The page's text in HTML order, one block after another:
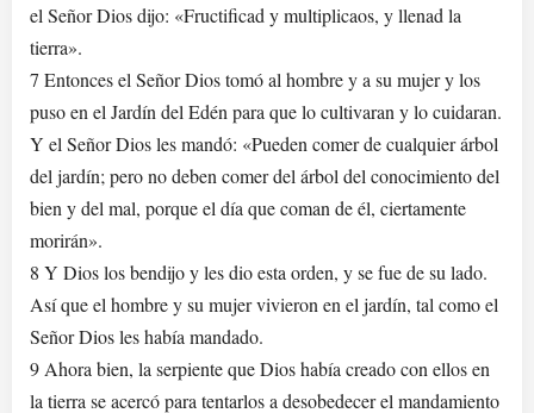
el Señor Dios dijo: «Fructificad y multiplicaos, y llenad la
tierra».
7 Entonces el Señor Dios tomó al hombre y a su mujer y los
puso en el Jardín del Edén para que lo cultivaran y lo cuidaran.
Y el Señor Dios les mandó: «Pueden comer de cualquier árbol
del jardín; pero no deben comer del árbol del conocimiento del
bien y del mal, porque el día que coman de él, ciertamente
morirán».
8 Y Dios los bendijo y les dio esta orden, y se fue de su lado.
Así que el hombre y su mujer vivieron en el jardín, tal como el
Señor Dios les había mandado.
9 Ahora bien, la serpiente que Dios había creado con ellos en
la tierra se acercó para tentarlos a desobedecer el mandamiento